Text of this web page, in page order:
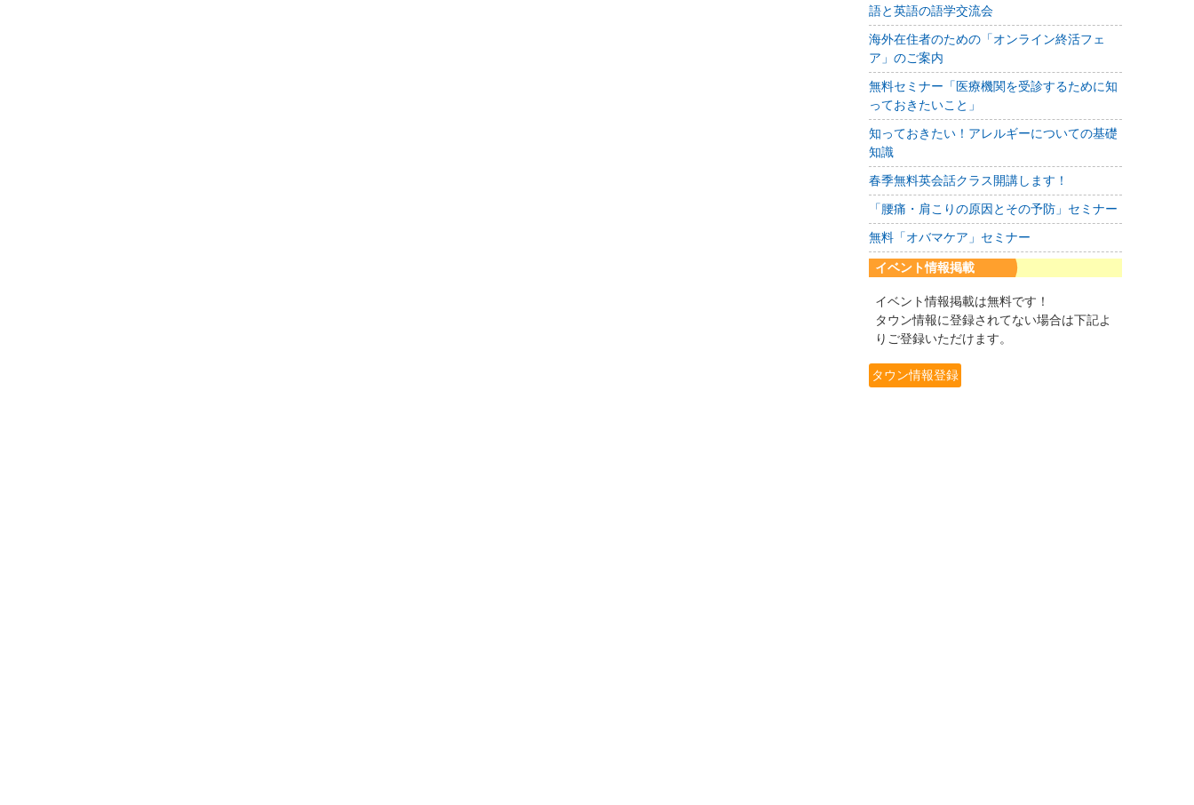
語と英語の語学交流会
海外在住者のための「オンライン終活フェ
ア」のご案内
無料セミナー「医療機関を受診するために知
っておきたいこと」
知っておきたい！アレルギーについての基礎
知識
春季無料英会話クラス開講します！
「腰痛・肩こりの原因とその予防」セミナー
無料「オバマケア」セミナー
イベント情報掲載
イベント情報掲載は無料です！
タウン情報に登録されてない場合は下記よ
りご登録いただけます。
タウン情報登録